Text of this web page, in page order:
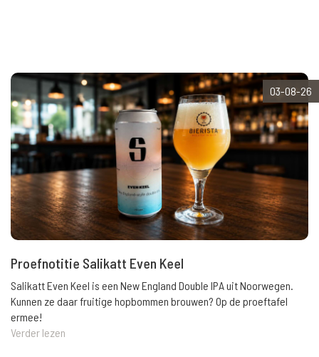
03-08-26
Proefnotitie Salikatt Even Keel
Salikatt Even Keel is een New England Double IPA uit Noorwegen.
Kunnen ze daar fruitige hopbommen brouwen? Op de proeftafel
ermee!
Verder lezen